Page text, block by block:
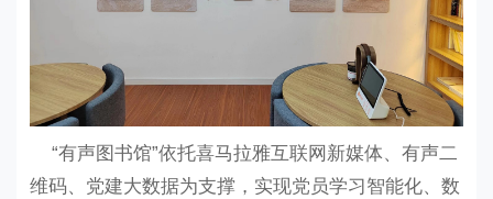
“有声图书馆”依托喜马拉雅互联网新媒体、有声二
维码、党建大数据为支撑，实现党员学习智能化、数